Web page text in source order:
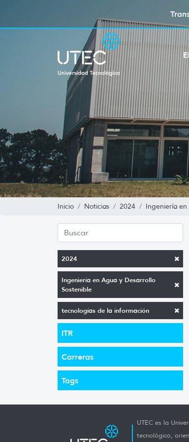
Inicio Noticias 2024 Ingeniería en
2024
Ingeniería en Agua y Desarrollo
Sostenible
tecnologías de la información
ITR
Carreras
Tags
UTEC es la
tecnológico,